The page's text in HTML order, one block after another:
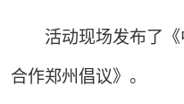
活动现场发布了《
合作郑州倡议》。